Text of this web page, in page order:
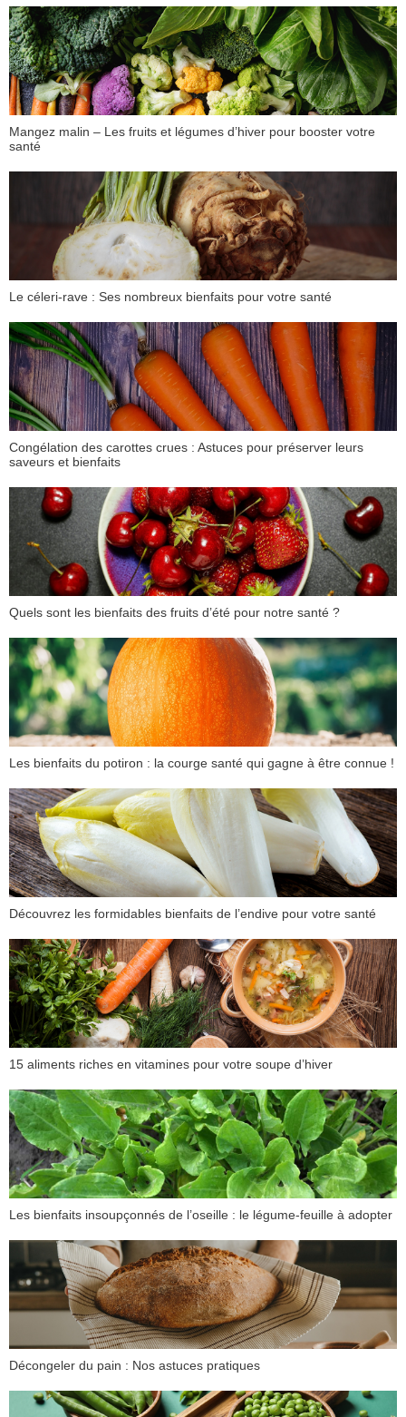
Mangez malin – Les fruits et légumes d’hiver pour booster votre
santé
Le céleri-rave : Ses nombreux bienfaits pour votre santé
Congélation des carottes crues : Astuces pour préserver leurs
saveurs et bienfaits
Quels sont les bienfaits des fruits d’été pour notre santé ?
Les bienfaits du potiron : la courge santé qui gagne à être connue !
Découvrez les formidables bienfaits de l’endive pour votre santé
15 aliments riches en vitamines pour votre soupe d’hiver
Les bienfaits insoupçonnés de l’oseille : le légume-feuille à adopter
Décongeler du pain : Nos astuces pratiques